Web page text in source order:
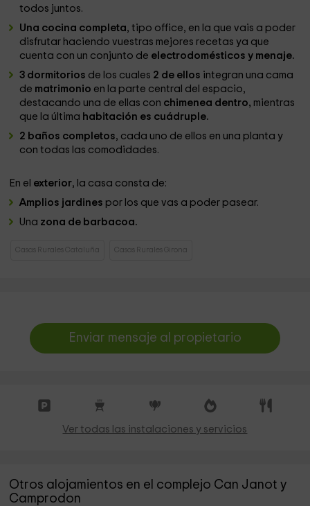
todos juntos.
Una cocina completa, tipo office, en la que vais a poder
disfrutar haciendo vuestras mejores recetas ya que
cuenta con un conjunto de electrodomésticos y menaje.
3 dormitorios de los cuales 2 de ellos integran una cama
de matrimonio en la parte central del espacio,
destacando una de ellas con chimenea dentro, mientras
que la última habitación es cuádruple.
2 baños completos, cada uno de ellos en una planta y
con todas las comodidades.
En el exterior, la casa consta de:
Amplios jardines por los que vas a poder pasear.
Una zona de barbacoa.
Casas Rurales Cataluña Casas Rurales Girona
Enviar mensaje al propietario
Ver todas las instalaciones y servicios
Otros alojamientos en el complejo Can Janot y
Camprodon